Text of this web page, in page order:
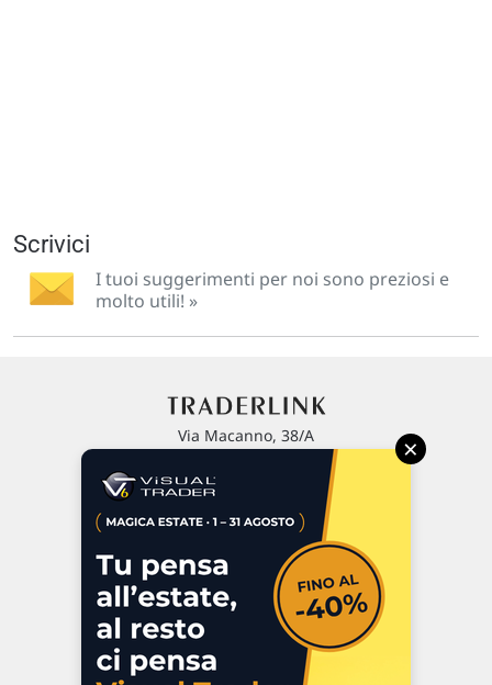
Scrivici
I tuoi suggerimenti per noi sono preziosi e
molto utili! »
Via Macanno, 38/A
P.IVA 02 452 460 401
Commenti e segnalazioni
Contattaci
×